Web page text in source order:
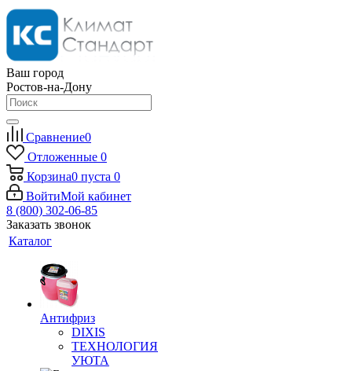
Ваш город
Ростов-на-Дону
Сравнение0
Отложенные 0
Корзина0 пуста 0
ВойтиМой кабинет
8 (800) 302-06-85
Заказать звонок
Каталог
Антифриз
DIXIS
ТЕХНОЛОГИЯ
УЮТА